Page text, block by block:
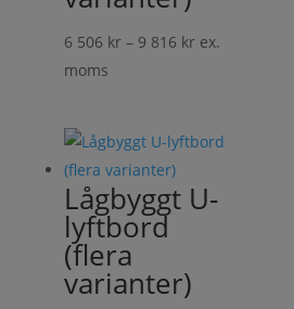
6 506 kr – 9 816 krPrisintervall:
9
ex.
moms
Lågbyggt U-
lyftbord
(flera
varianter)